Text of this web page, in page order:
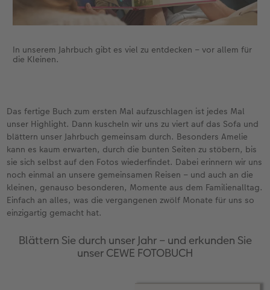
In unserem Jahrbuch gibt es viel zu entdecken – vor allem für
die Kleinen.
Das fertige Buch zum ersten Mal aufzuschlagen ist jedes Mal
unser Highlight. Dann kuscheln wir uns zu viert auf das Sofa und
blättern unser Jahrbuch gemeinsam durch. Besonders Amelie
kann es kaum erwarten, durch die bunten Seiten zu stöbern, bis
sie sich selbst auf den Fotos wiederfindet. Dabei erinnern wir uns
noch einmal an unsere gemeinsamen Reisen – und auch an die
kleinen, genauso besonderen, Momente aus dem Familienalltag.
Einfach an alles, was die vergangenen zwölf Monate für uns so
einzigartig gemacht hat.
Blättern Sie durch unser Jahr – und erkunden Sie
unser CEWE FOTOBUCH